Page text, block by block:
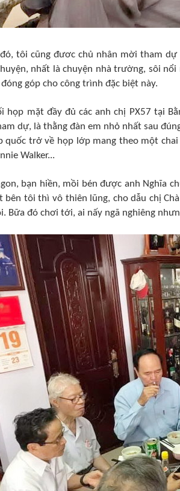
đó, tôi cũng đươc chủ nhân mời tham
nhất là chuyện nhà trường, sôi
đóng góp cho công trình đặc biệt này.
họp mặt đầy đủ các anh chị PX57 tại
dự, là thằng đàn em nhỏ nhất sau
quốc trở về họp lớp mang theo một chai
Walker...
bạn hiền, mồi bén được anh Nghĩa
bên tôi thì vô thiên lũng, cho dẫu chị
Bữa đó chơi tới, ai nấy ngã nghiêng